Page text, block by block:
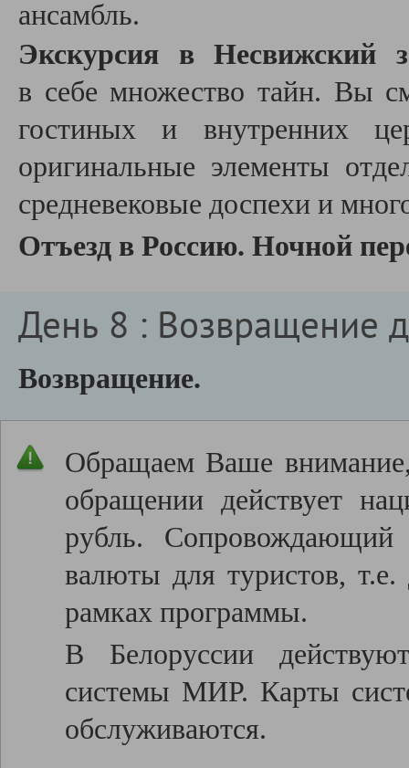
ансамбль.
Экскурсия в Несвижский
в себе множество тайн. Вы
гостиных и внутренних
оригинальные элементы
средневековые доспехи и
Отъезд в Россию. Ночной
День 8 : Возвращение
Возвращение.
Обращаем Ваше
обращении действует
рубль. Сопровождающий
валюты для туристов,
рамках программы.
В Белоруссии
системы МИР. Карты
обслуживаются.